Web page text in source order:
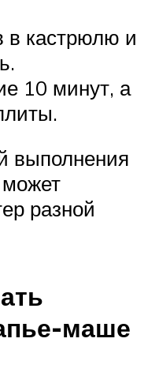
в кастрюлю и
10 минут, а
выполнения
разной
маше